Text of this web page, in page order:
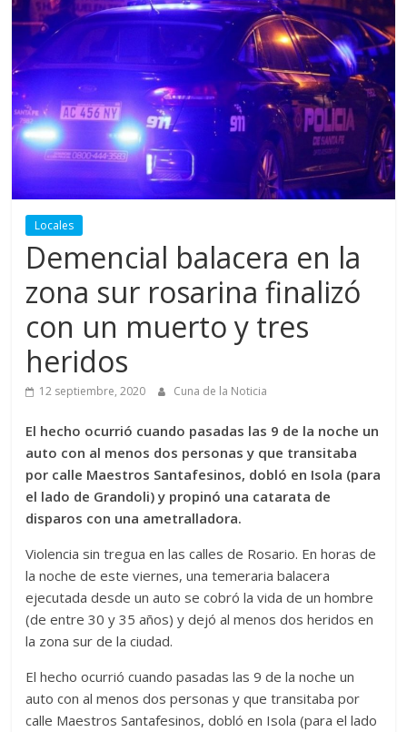
Locales
Demencial balacera en la
zona sur rosarina finalizó
con un muerto y tres
heridos
12 septiembre, 2020 Cuna de la Noticia
El hecho ocurrió cuando pasadas las 9 de la noche un
auto con al menos dos personas y que transitaba
por calle Maestros Santafesinos, dobló en Isola (para
el lado de Grandoli) y propinó una catarata de
disparos con una ametralladora.
Violencia sin tregua en las calles de Rosario. En horas de
la noche de este viernes, una temeraria balacera
ejecutada desde un auto se cobró la vida de un hombre
(de entre 30 y 35 años) y dejó al menos dos heridos en
la zona sur de la ciudad.
El hecho ocurrió cuando pasadas las 9 de la noche un
auto con al menos dos personas y que transitaba por
calle Maestros Santafesinos, dobló en Isola (para el lado